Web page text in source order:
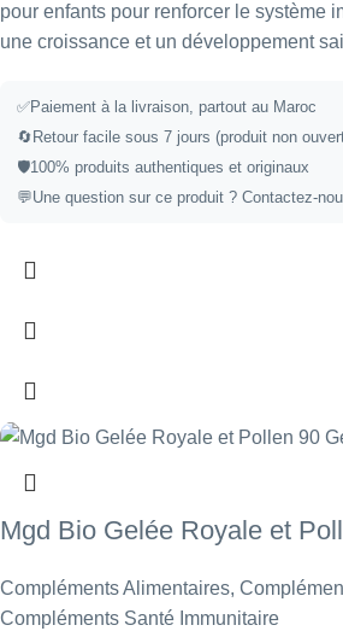
pour enfants pour renforcer le système
une croissance et un développement
✅Paiement à la livraison, partout au Maroc
🔄 Retour facile sous 7 jours (produit non
🛡️100% produits authentiques et originaux
💬Une question sur ce produit ? Contactez-
Mgd Bio Gelée Royale et
Compléments Alimentaires,
Compléments Santé Immunitaire